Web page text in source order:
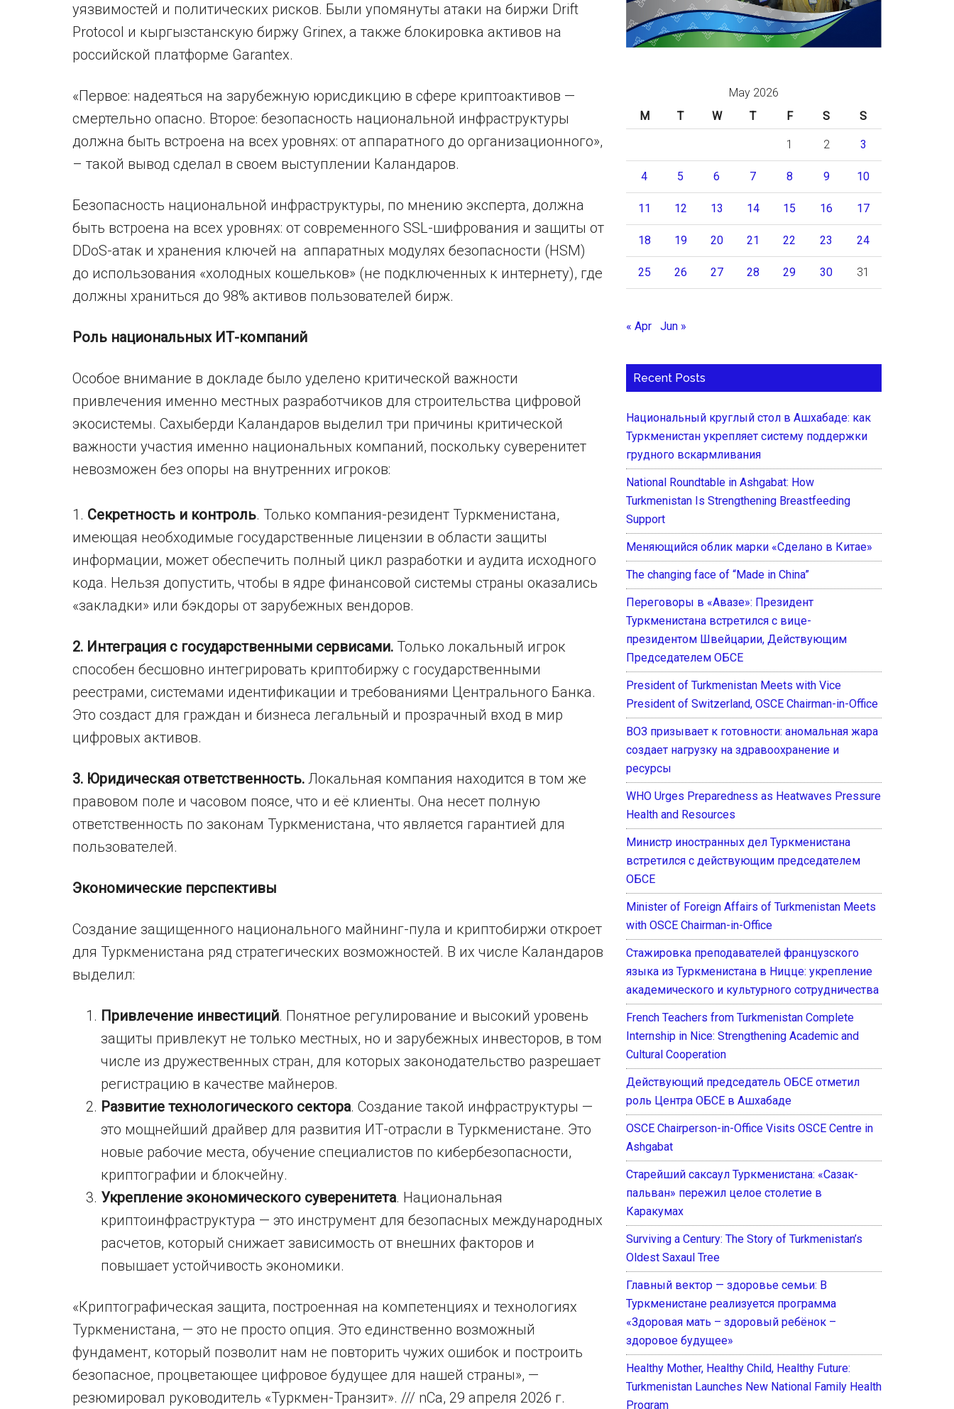
уязвимостей и политических рисков. Были упомянуты атаки на биржи Drift
Protocol и кыргызстанскую биржу Grinex, а также блокировка активов на
российской платформе Garantex.
«Первое: надеяться на зарубежную юрисдикцию в сфере криптоактивов —
смертельно опасно. Второе: безопасность национальной инфраструктуры
должна быть встроена на всех уровнях: от аппаратного до организационного»,
– такой вывод сделал в своем выступлении Каландаров.
Безопасность национальной инфраструктуры, по мнению эксперта, должна
быть встроена на всех уровнях: от современного SSL-шифрования и защиты от
DDoS-атак и хранения ключей на аппаратных модулях безопасности (HSM)
до использования «холодных кошельков» (не подключенных к интернету), где
должны храниться до 98% активов пользователей бирж.
Роль национальных ИТ-компаний
Особое внимание в докладе было уделено критической важности
привлечения именно местных разработчиков для строительства цифровой
экосистемы. Сахыберди Каландаров выделил три причины критической
важности участия именно национальных компаний, поскольку суверенитет
невозможен без опоры на внутренних игроков:
1. Секретность и контроль. Только компания-резидент Туркменистана,
имеющая необходимые государственные лицензии в области защиты
информации, может обеспечить полный цикл разработки и аудита исходного
кода. Нельзя допустить, чтобы в ядре финансовой системы страны оказались
«закладки» или бэкдоры от зарубежных вендоров.
2. Интеграция с государственными сервисами. Только локальный игрок
способен бесшовно интегрировать криптобиржу с государственными
реестрами, системами идентификации и требованиями Центрального Банка.
Это создаст для граждан и бизнеса легальный и прозрачный вход в мир
цифровых активов.
3. Юридическая ответственность. Локальная компания находится в том же
правовом поле и часовом поясе, что и её клиенты. Она несет полную
ответственность по законам Туркменистана, что является гарантией для
пользователей.
Экономические перспективы
Создание защищенного национального майнинг-пула и криптобиржи откроет
для Туркменистана ряд стратегических возможностей. В их числе Каландаров
выделил:
Привлечение инвестиций. Понятное регулирование и высокий уровень
защиты привлекут не только местных, но и зарубежных инвесторов, в том
числе из дружественных стран, для которых законодательство разрешает
регистрацию в качестве майнеров.
Развитие технологического сектора. Создание такой инфраструктуры —
это мощнейший драйвер для развития ИТ-отрасли в Туркменистане. Это
новые рабочие места, обучение специалистов по кибербезопасности,
криптографии и блокчейну.
Укрепление экономического суверенитета. Национальная
криптоинфраструктура — это инструмент для безопасных международных
расчетов, который снижает зависимость от внешних факторов и
повышает устойчивость экономики.
«Криптографическая защита, построенная на компетенциях и технологиях
Туркменистана, — это не просто опция. Это единственно возможный
фундамент, который позволит нам не повторить чужих ошибок и построить
безопасное, процветающее цифровое будущее для нашей страны», —
резюмировал руководитель «Туркмен-Транзит». /// nCa, 29 апреля 2026 г.
May 2026
M
T W T F S S
1 2 3
4 5 6 7 8 9 10
11 12 13 14 15 16 17
18 19 20 21 22 23 24
25 26 27 28 29 30 31
« Apr Jun »
Recent Posts
Национальный круглый стол в Ашхабаде: как
Туркменистан укрепляет систему поддержки
грудного вскармливания
National Roundtable in Ashgabat: How
Turkmenistan Is Strengthening Breastfeeding
Support
Меняющийся облик марки «Сделано в Китае»
The changing face of “Made in China”
Переговоры в «Авазе»: Президент
Туркменистана встретился с вице-
президентом Швейцарии, Действующим
Председателем ОБСЕ
President of Turkmenistan Meets with Vice
President of Switzerland, OSCE Chairman-in-Office
ВОЗ призывает к готовности: аномальная жара
создает нагрузку на здравоохранение и
ресурсы
WHO Urges Preparedness as Heatwaves Pressure
Health and Resources
Министр иностранных дел Туркменистана
встретился с действующим председателем
ОБСЕ
Minister of Foreign Affairs of Turkmenistan Meets
with OSCE Chairman-in-Office
Стажировка преподавателей французского
языка из Туркменистана в Ницце: укрепление
академического и культурного сотрудничества
French Teachers from Turkmenistan Complete
Internship in Nice: Strengthening Academic and
Cultural Cooperation
Действующий председатель ОБСЕ отметил
роль Центра ОБСЕ в Ашхабаде
OSCE Chairperson-in-Office Visits OSCE Centre in
Ashgabat
Старейший саксаул Туркменистана: «Сазак-
пальван» пережил целое столетие в
Каракумах
Surviving a Century: The Story of Turkmenistan’s
Oldest Saxaul Tree
Главный вектор — здоровье семьи: В
Туркменистане реализуется программа
«Здоровая мать – здоровый ребёнок –
здоровое будущее»
Healthy Mother, Healthy Child, Healthy Future:
Turkmenistan Launches New National Family Health
Program